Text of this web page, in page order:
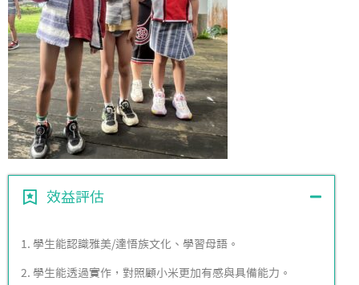
效益評估
1. 學生能認識雅美/達悟族文化、學習母語。
2. 學生能透過實作，對照顧小米更加有感與具備能力。